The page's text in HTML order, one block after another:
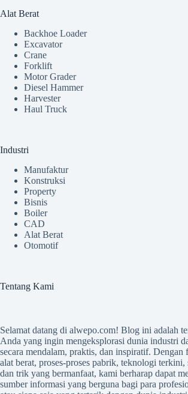
Alat Berat
Backhoe Loader
Excavator
Crane
Forklift
Motor Grader
Diesel Hammer
Harvester
Haul Truck
Industri
Manufaktur
Konstruksi
Property
Bisnis
Boiler
CAD
Alat Berat
Otomotif
Tentang Kami
Selamat datang di alwepo.com! Blog ini adalah
Anda yang ingin mengeksplorasi dunia industri
secara mendalam, praktis, dan inspiratif. Dengan
alat berat, proses-proses pabrik, teknologi terkini,
dan trik yang bermanfaat, kami berharap dapat
sumber informasi yang berguna bagi para